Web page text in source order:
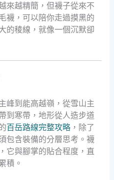
來越精簡，但襪子從來不
襪，可以陪你走過摸黑的
的稜線，就像一個沉默卻
峰到能高越嶺，從雪山主
到寒帶，地形從人造步道
百岳路線完整攻略，除了
包含裝備的分層思考。襪
它與腳掌的貼合程度，直
積。